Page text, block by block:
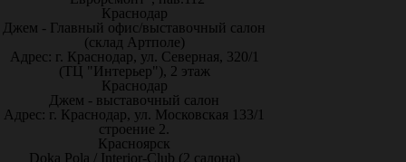
Краснодар
Джем - Главный офис/выставочный салон
(склад Артполе)
Адрес: г. Краснодар, ул. Северная, 320/1
(ТЦ "Интерьер"), 2 этаж
Краснодар
Джем - выставочный салон
Адрес: г. Краснодар, ул. Московская 133/1
строение 2.
Красноярск
Doka Pola / Interior-Club (2 салона)